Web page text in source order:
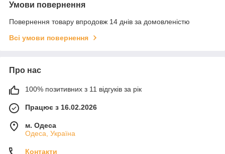
Умови повернення
Повернення товару впродовж 14 днів за домовленістю
Всі умови повернення
Про нас
100% позитивних з 11 відгуків за рік
Працює з 16.02.2026
м. Одеса
Одеса, Україна
Контакти